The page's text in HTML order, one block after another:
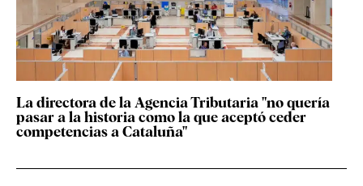
La directora de la Agencia Tributaria "no quería
pasar a la historia como la que aceptó ceder
competencias a Cataluña"